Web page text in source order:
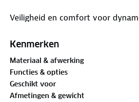
Veiligheid en comfort voor
interieurmaterialen die voldoende
cross country. De helm biedt
en comfort, waardoor hij perfect
en ervaren fietsers.
Kenmerken
Materiaal & afwerking
Functies & opties
Geschikt voor
Afmetingen & gewicht